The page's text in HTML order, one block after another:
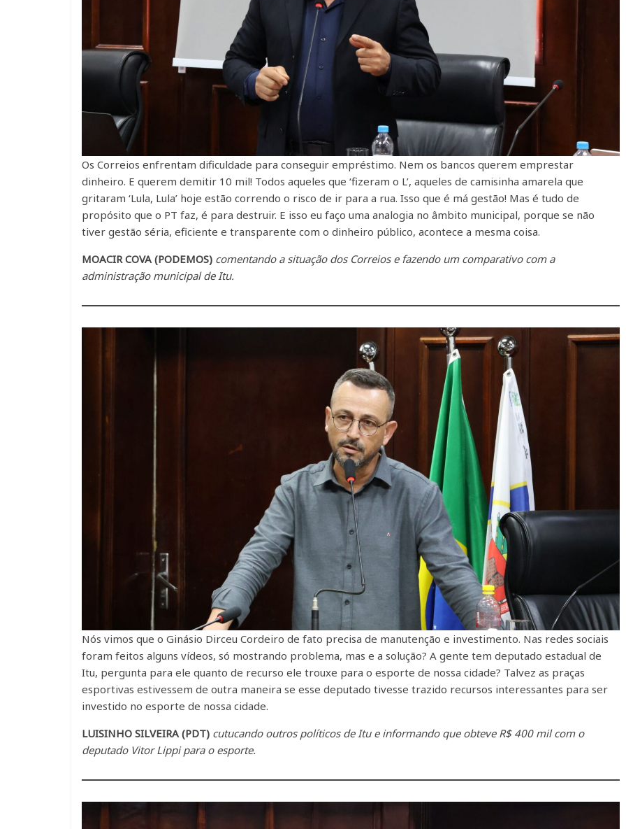
Os Correios enfrentam dificuldade para conseguir empréstimo. Nem os bancos querem emprestar
dinheiro. E querem demitir 10 mil! Todos aqueles que ‘fizeram o L’, aqueles de camisinha amarela que
gritaram ‘Lula, Lula’ hoje estão correndo o risco de ir para a rua. Isso que é má gestão! Mas é tudo de
propósito que o PT faz, é para destruir. E isso eu faço uma analogia no âmbito municipal, porque se não
tiver gestão séria, eficiente e transparente com o dinheiro público, acontece a mesma coisa.
MOACIR COVA (PODEMOS) comentando a situação dos Correios e fazendo um comparativo com a
administração municipal de Itu.
Nós vimos que o Ginásio Dirceu Cordeiro de fato precisa de manutenção e investimento. Nas redes sociais
foram feitos alguns vídeos, só mostrando problema, mas e a solução? A gente tem deputado estadual de
Itu, pergunta para ele quanto de recurso ele trouxe para o esporte de nossa cidade? Talvez as praças
esportivas estivessem de outra maneira se esse deputado tivesse trazido recursos interessantes para ser
investido no esporte de nossa cidade.
LUISINHO SILVEIRA (PDT) cutucando outros políticos de Itu e informando que obteve R$ 400 mil com o
deputado Vitor Lippi para o esporte.